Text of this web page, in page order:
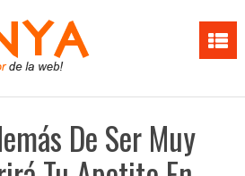
De Ser Muy